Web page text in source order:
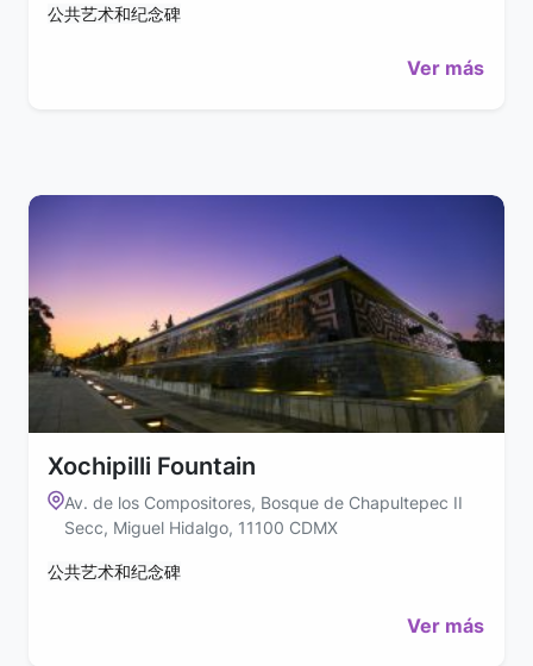
公共艺术和纪念碑
Ver más
Xochipilli Fountain
Av. de los Compositores, Bosque de Chapultepec II
Secc, Miguel Hidalgo, 11100 CDMX
公共艺术和纪念碑
Ver más